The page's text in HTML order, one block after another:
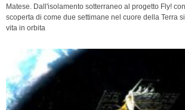
Matese. Dall'isolamento sotterraneo al progetto Fly!
scoperta di come due settimane nel cuore della Terra
vita in orbita